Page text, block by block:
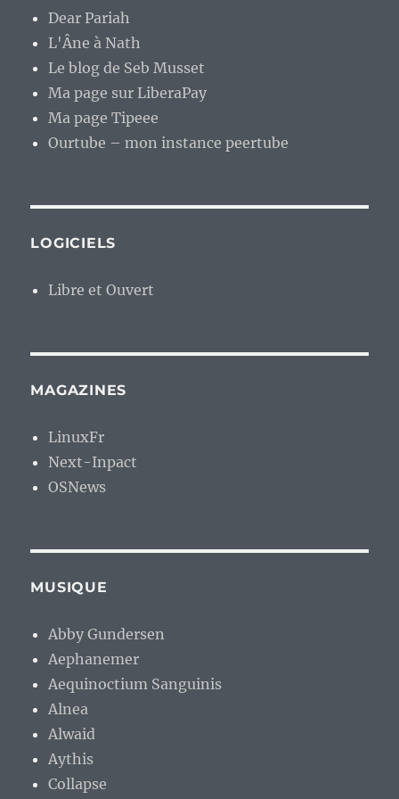
Dear Pariah
L'Âne à Nath
Le blog de Seb Musset
Ma page sur LiberaPay
Ma page Tipeee
Ourtube – mon instance peertube
LOGICIELS
Libre et Ouvert
MAGAZINES
LinuxFr
Next-Inpact
OSNews
MUSIQUE
Abby Gundersen
Aephanemer
Aequinoctium Sanguinis
Alnea
Alwaid
Aythis
Collapse